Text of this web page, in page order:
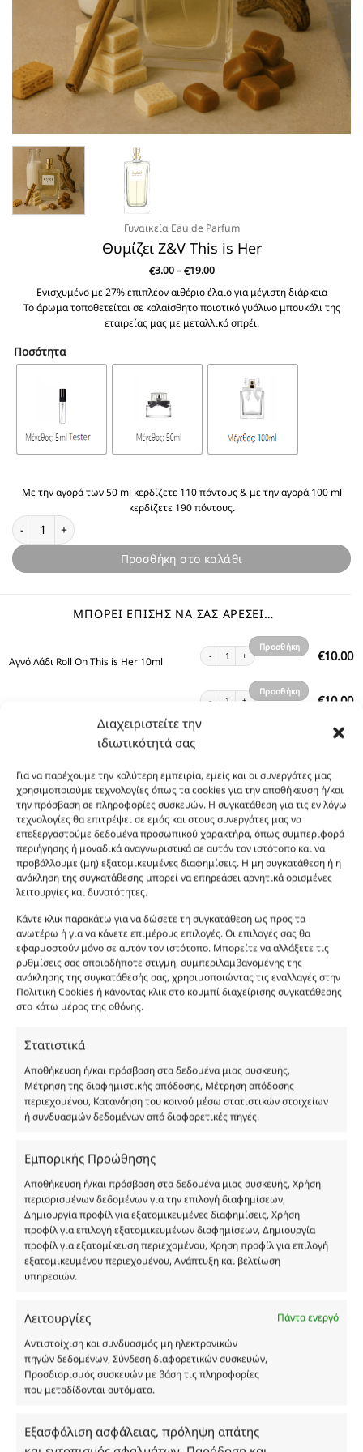
Διαχειριστείτε την
ιδιωτικότητά σας
Για να παρέχουμε την καλύτερη εμπειρία, εμείς και οι συνεργάτες μας
χρησιμοποιούμε τεχνολογίες όπως τα cookies για την αποθήκευση ή/και
την πρόσβαση σε πληροφορίες συσκευών. Η συγκατάθεση για τις εν λόγω
τεχνολογίες θα επιτρέψει σε εμάς και στους συνεργάτες μας να
επεξεργαστούμε δεδομένα προσωπικού χαρακτήρα, όπως συμπεριφορά
περιήγησης ή μοναδικά αναγνωριστικά σε αυτόν τον ιστότοπο και να
προβάλλουμε (μη) εξατομικευμένες διαφημίσεις. Η μη συγκατάθεση ή η
ανάκληση της συγκατάθεσης μπορεί να επηρεάσει αρνητικά ορισμένες
λειτουργίες και δυνατότητες.
Κάντε κλικ παρακάτω για να δώσετε τη συγκατάθεση ως προς τα
ανωτέρω ή για να κάνετε επιμέρους επιλογές. Οι επιλογές σας θα
εφαρμοστούν μόνο σε αυτόν τον ιστότοπο. Μπορείτε να αλλάξετε τις
ρυθμίσεις σας οποιαδήποτε στιγμή, συμπεριλαμβανομένης της
ανάκλησης της συγκατάθεσής σας, χρησιμοποιώντας τις εναλλαγές στην
Πολιτική Cookies ή κάνοντας κλικ στο κουμπί διαχείρισης συγκατάθεσης
στο κάτω μέρος της οθόνης.
Στατιστικά
Αποθήκευση ή/και πρόσβαση στα δεδομένα μιας συσκευής,
Μέτρηση της διαφημιστικής απόδοσης, Μέτρηση απόδοσης
περιεχομένου, Κατανόηση του κοινού μέσω στατιστικών στοιχείων
ή συνδυασμών δεδομένων από διαφορετικές πηγές.
Εμπορικής Προώθησης
Αποθήκευση ή/και πρόσβαση στα δεδομένα μιας συσκευής, Χρήση
περιορισμένων δεδομένων για την επιλογή διαφημίσεων,
Δημιουργία προφίλ για εξατομικευμένες διαφημίσεις, Χρήση
προφίλ για επιλογή εξατομικευμένων διαφημίσεων, Δημιουργία
προφίλ για εξατομίκευση περιεχομένου, Χρήση προφίλ για επιλογή
εξατομικευμένου περιεχομένου, Ανάπτυξη και βελτίωση
υπηρεσιών.
Λειτουργίες
Πάντα ενεργό
Αντιστοίχιση και συνδυασμός μη ηλεκτρονικών
πηγών δεδομένων, Σύνδεση διαφορετικών συσκευών,
Προσδιορισμός συσκευών με βάση τις πληροφορίες
που μεταδίδονται αυτόματα.
Εξασφάλιση ασφάλειας, πρόληψη απάτης
Γυναικεία Eau de Parfum
Θυμίζει Z&V This is Her
€3.00 – €19.00Price
€3.00
through
€19.00
Ενισχυμένο με 27% επιπλέον αιθέριο έλαιο για μέγιστη διάρκεια
Το άρωμα τοποθετείται σε καλαίσθητο ποιοτικό γυάλινο μπουκάλι της
εταιρείας μας με μεταλλικό σπρέι.
Ποσότητα
Με την αγορά των 50 ml κερδίζετε 110 πόντους & με την αγορά 100 ml
κερδίζετε 190 πόντους.
Θυμίζει Z&V This is Her ποσότητα
Προσθήκη στο καλάθι
ΜΠΟΡΕΊ ΕΠΊΣΗΣ ΝΑ ΣΑΣ ΑΡΈΣΕΙ…
Αγνό Λάδι Roll On This is Her 10ml €10.00
Αγνό Λάδι Roll On This is Her 10ml ποσότητα
Προσθήκη
€10.00
Shower Gel This is Her 300ml ποσότητα
Προσθήκη
Body Lotion This is Her 200ml 12.00
καλάθι
Body Lotion Gold Shimmer This is Her 200ml €13.00
Body Lotion Gold Shimmer This is Her 200ml
Προσθήκη
στο
καλάθι
Body Butter This is Her 200ml €12.00
Body Butter This is Her 200ml ποσότητα
Προσθήκη
στο
καλάθι
Φύλο:Γυναικεία
Κωδικός προϊόντος :
Νότες:ΓΛΥΚΑ, ΔΡΟΣΕΡΑ, ΚΑΘΑΡΙΟΤΗΤΑΣ, ΞΥΛΩΔΗ
Εποχές:ΑΝΟΙΞΗ, ΦΘΙΝΟΠΩΡΟ
Αρωματική Νότα:MILKY, SWEET, WOODY
Συστατικά: Alcohol Denat, Aqua, PEG-40 Hydrogenated Castor Oil, Parfum,
Benzyl Alcohol, Benzyl Benzoate, Benzyl Salicylate, Cinnamal, Cinnamyl
Alcohol, Citronellol, Coumarin, Evernia Furfuracea Extract, Evernia
Prunastri Extract, Eugenol, Geraniol, Hydroxycitronellal, Isoeugenol,
Οι φωτογραφίες των προϊόντων είναι ενδεικτικές
και δεν είναι προς πώληση το εικονιζόμενο προϊόν.
Σκοπός τους είναι η διευκόλυνση της επιλογής σας.
Σε καμία περίπτωση δεν αντιστοιχούν στα
αυθεντικά αρώματα και δεν ανταποκρίνονται στην
πραγματικότητα. Πρόθεση της επιχείρησης μας δεν
είναι η παραπλάνηση και η εξαπάτηση του
χύμα μορφή και είναι εμπνευσμένα από τα
ονομασίες, οι εικόνες και τα σήματα των
προϊόντων αποτελούν αναφαίρετη και
κατοχυρωμένη εμπορικά ιδιοκτησία των
υπόκεινται σε πνευματικά δικαιώματα.
Με επιφύλαξη κάθε νόμιμου δικαιώματος.